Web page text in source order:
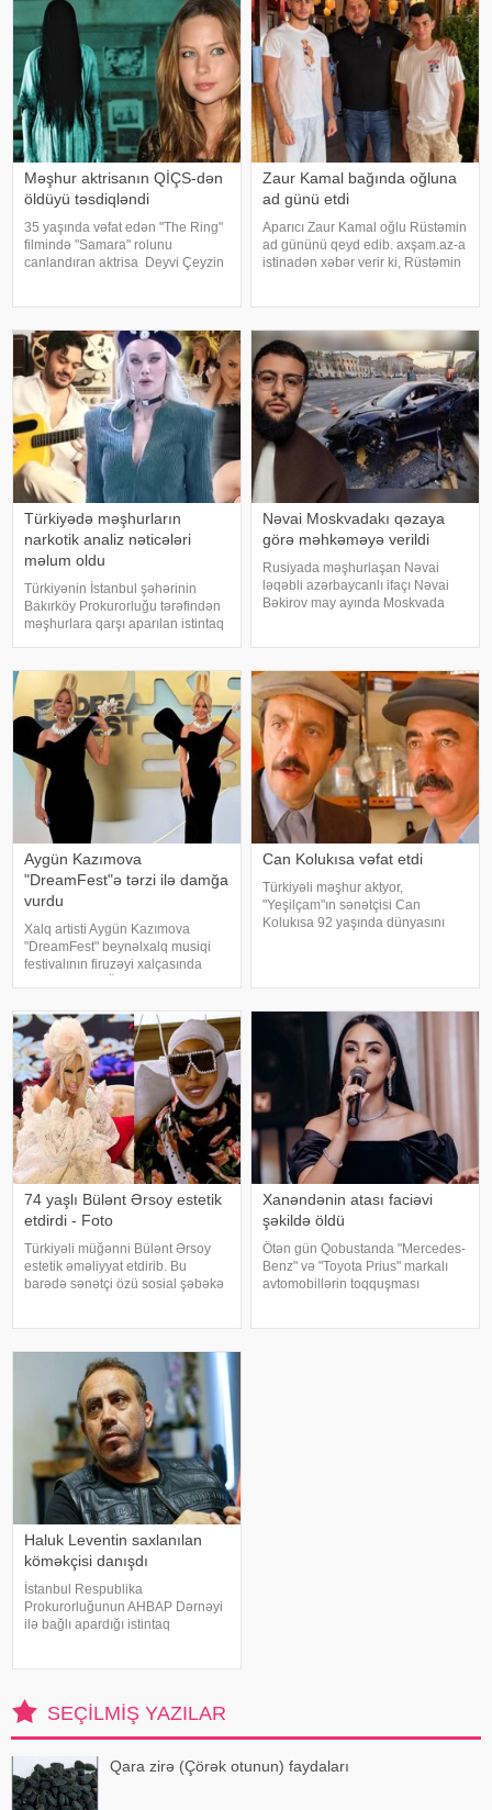
Məşhur aktrisanın QİÇS-dən
öldüyü təsdiqləndi
35 yaşında vəfat edən "The Ring"
filmində "Samara" rolunu
canlandıran aktrisa Deyvi Çeyzin
İdarəsini
Zaur Kamal bağında oğluna
ad günü etdi
Aparıcı Zaur Kamal oğlu Rüstəmin
ad gününü qeyd edib. axşam.az-a
istinadən xəbər verir ki, Rüstəmin
Daha sonra isə Zaur ailəsi il
Türkiyədə məşhurların
narkotik analiz nəticələri
məlum oldu
Türkiyənin İstanbul şəhərinin
Bakırköy Prokurorluğu tərəfindən
məşhurlara qarşı aparılan istintaq
götürülmüş bioloji nümunələr
üzərində aparılan toksikoloji
analizləri
Nəvai Moskvadakı qəzaya
görə məhkəməyə verildi
Rusiyada məşhurlaşan Nəvai
ləqəbli azərbaycanlı ifaçı Nəvai
Bəkirov may ayında Moskvada
görə məhkəməyə verilib. Bu
barədə TASS məlumat yayıb
Aygün Kazımova
"DreamFest"ə tərzi ilə damğa
vurdu
Xalq artisti Aygün Kazımova
"DreamFest" beynəlxalq musiqi
festivalının firuzəyi xalçasında
vurub. Pop kraliça zövqlü geyimi
və fərqli saç düzümü il
Can Kolukısa vəfat etdi
Türkiyəli məşhur aktyor,
"Yeşilçam"ın sənətçisi Can
Kolukısa 92 yaşında dünyasını
74 yaşlı Bülənt Ərsoy estetik
etdirdi - Foto
Türkiyəli müğənni Bülənt Ərsoy
estetik əməliyyat etdirib. Bu
barədə sənətçi özü sosial şəbəkə
edib:. "Hörmətli izləyicilərim
Xanəndənin atası faciəvi
şəkildə öldü
Ötən gün Qobustanda "Mercedes-
Benz" və "Toyota Prius" markalı
avtomobillərin toqquşması
Haluk Leventin saxlanılan
köməkçisi danışdı
İstanbul Respublika
Prokurorluğunun AHBAP Dərnəyi
ilə bağlı apardığı istintaq
Haluk Leventin köməkçis
SEÇILMIŞ YAZILAR
Qara zirə (Çörək otunun) faydaları